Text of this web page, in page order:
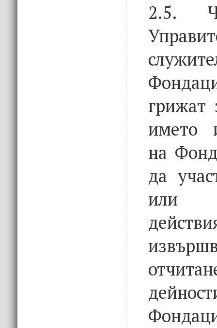
2.5.
грижат
името
на
да
или